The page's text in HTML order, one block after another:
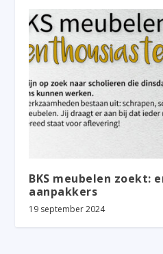
BKS meubelen zoekt:
aanpakkers
19 september 2024